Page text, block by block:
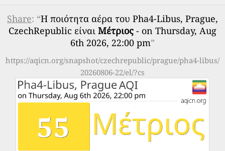
Share: “Η ποιότητα αέρα του Pha4-Libus, Prague,
CzechRepublic είναι Μέτριος - on Thursday, Aug
6th 2026, 22:00 pm”
https://aqicn.org/snapshot/czechrepublic/prague/pha4-libus/
20260806-22/el/?cs